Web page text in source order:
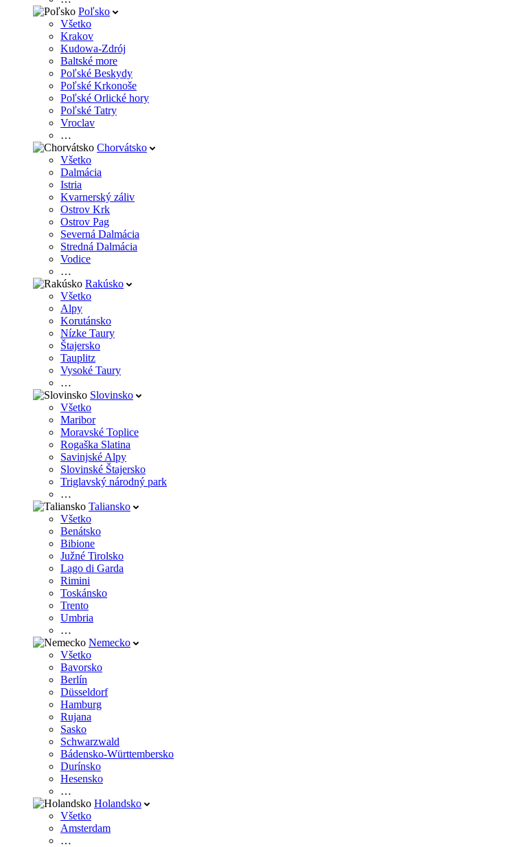
Poľsko
Všetko
Krakov
Kudowa-Zdrój
Baltské more
Poľské Beskydy
Poľské Krkonoše
Poľské Orlické hory
Poľské Tatry
Vroclav
…
Chorvátsko
Všetko
Dalmácia
Istria
Kvarnerský záliv
Ostrov Krk
Ostrov Pag
Severná Dalmácia
Stredná Dalmácia
Vodice
…
Rakúsko
Všetko
Alpy
Korutánsko
Nízke Taury
Štajersko
Tauplitz
Vysoké Taury
…
Slovinsko
Všetko
Maribor
Moravské Toplice
Rogaška Slatina
Savinjské Alpy
Slovinské Štajersko
Triglavský národný park
…
Taliansko
Všetko
Benátsko
Bibione
Južné Tirolsko
Lago di Garda
Rimini
Toskánsko
Trento
Umbria
…
Nemecko
Všetko
Bavorsko
Berlín
Düsseldorf
Hamburg
Rujana
Sasko
Schwarzwald
Bádensko-Württembersko
Durínsko
Hesensko
…
Holandsko
Všetko
Amsterdam
…